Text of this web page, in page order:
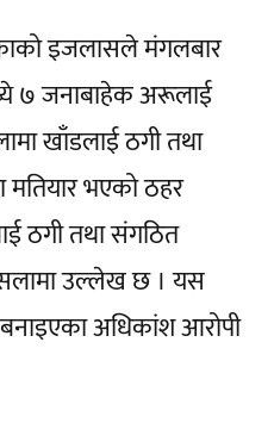
इजलासले मंगलबार
७ जनाबाहेक अरूलाई
खाँडलाई ठगी तथा
भएको ठहर
ठगी तथा संगठित
उल्लेख छ । यस
बनाइएका अधिकांश आरोपी